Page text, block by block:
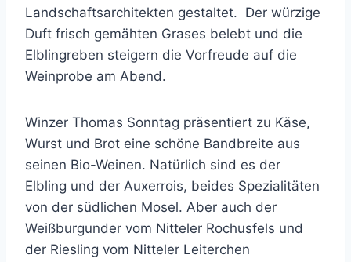
Landschaftsarchitekten gestaltet. Der würzige
Duft frisch gemähten Grases belebt und die
Elblingreben steigern die Vorfreude auf die
Weinprobe am Abend.
Winzer Thomas Sonntag präsentiert zu Käse,
Wurst und Brot eine schöne Bandbreite aus
seinen Bio-Weinen. Natürlich sind es der
Elbling und der Auxerrois, beides Spezialitäten
von der südlichen Mosel. Aber auch der
Weißburgunder vom Nitteler Rochusfels und
der Riesling vom Nitteler Leiterchen